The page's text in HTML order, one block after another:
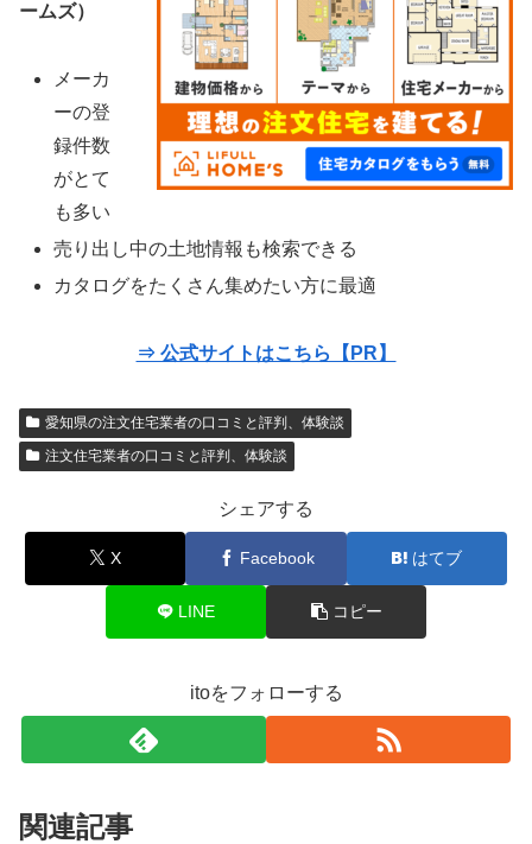
ームズ）
メーカ
ーの登
録件数
がとて
も多い
売り出し中の土地情報も検索できる
カタログをたくさん集めたい方に最適
⇒ 公式サイトはこちら【PR】
愛知県の注文住宅業者の口コミと評判、体験談
注文住宅業者の口コミと評判、体験談
シェアする
X Facebook はてブ
LINE コピー
itoをフォローする
関連記事